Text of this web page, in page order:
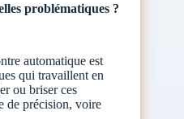
problématiques ?
automatique est
qui travaillent en
ou briser ces
de précision, voire